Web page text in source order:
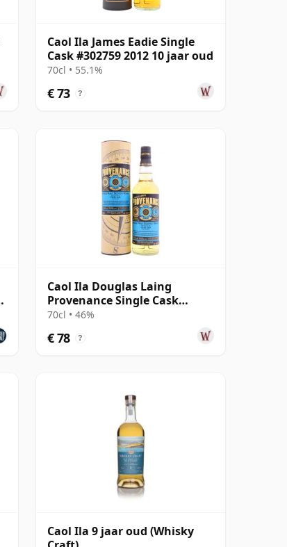
Caol Ila James Eadie Single
Cask #302759 2012 10 jaar oud
70cl • 55.1%
€ 73 ?
Caol Ila Douglas Laing
Provenance Single Cask
#14552 2010 10 jaar oud
70cl • 46%
€ 78 ?
Caol Ila 9 jaar oud (Whisky